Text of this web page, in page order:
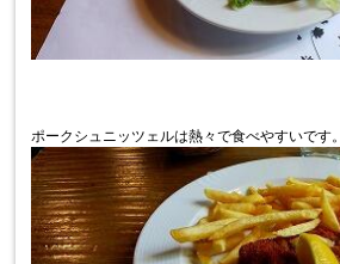
ポークシュニッツェルは熱々で食べやすいです。